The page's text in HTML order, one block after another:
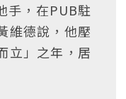
手，在PUB駐
維德說，他壓
立」之年，居